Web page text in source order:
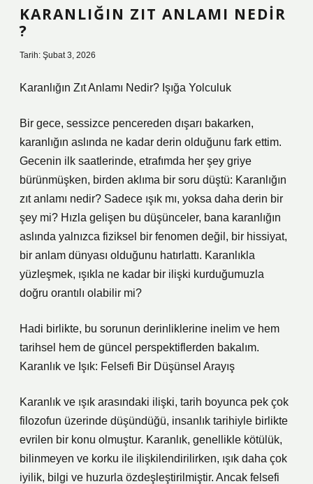
KARANLIĞIN ZIT ANLAMI NEDIR
?
Tarih: Şubat 3, 2026
Karanlığın Zıt Anlamı Nedir? Işığa Yolculuk
Bir gece, sessizce pencereden dışarı bakarken,
karanlığın aslında ne kadar derin olduğunu fark ettim.
Gecenin ilk saatlerinde, etrafımda her şey griye
bürünmüşken, birden aklıma bir soru düştü: Karanlığın
zıt anlamı nedir? Sadece ışık mı, yoksa daha derin bir
şey mi? Hızla gelişen bu düşünceler, bana karanlığın
aslında yalnızca fiziksel bir fenomen değil, bir hissiyat,
bir anlam dünyası olduğunu hatırlattı. Karanlıkla
yüzleşmek, ışıkla ne kadar bir ilişki kurduğumuzla
doğru orantılı olabilir mi?
Hadi birlikte, bu sorunun derinliklerine inelim ve hem
tarihsel hem de güncel perspektiflerden bakalım.
Karanlık ve Işık: Felsefi Bir Düşünsel Arayış
Karanlık ve ışık arasındaki ilişki, tarih boyunca pek çok
filozofun üzerinde düşündüğü, insanlık tarihiyle birlikte
evrilen bir konu olmuştur. Karanlık, genellikle kötülük,
bilinmeyen ve korku ile ilişkilendirilirken, ışık daha çok
iyilik, bilgi ve huzurla özdeşleştirilmiştir. Ancak felsefi